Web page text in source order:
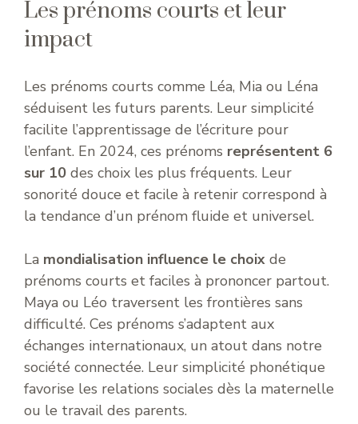
Les prénoms courts et leur
impact
Les prénoms courts comme Léa, Mia ou Léna
séduisent les futurs parents. Leur simplicité
facilite l’apprentissage de l’écriture pour
l’enfant. En 2024, ces prénoms représentent 6
sur 10 des choix les plus fréquents. Leur
sonorité douce et facile à retenir correspond à
la tendance d’un prénom fluide et universel.
La mondialisation influence le choix de
prénoms courts et faciles à prononcer partout.
Maya ou Léo traversent les frontières sans
difficulté. Ces prénoms s’adaptent aux
échanges internationaux, un atout dans notre
société connectée. Leur simplicité phonétique
favorise les relations sociales dès la maternelle
ou le travail des parents.